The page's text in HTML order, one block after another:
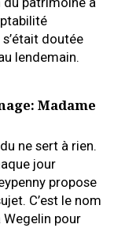
doutée
lendemain.
Madame
ne sert à rien.
jour
propose
C’est le nom
Wegelin pour